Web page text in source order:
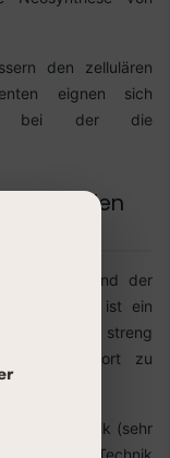
den zellulären
eignen sich
bei der die
sensiblen
Aufgrund der
Nerven ist ein
sollte streng
genau dort zu
Technik (sehr